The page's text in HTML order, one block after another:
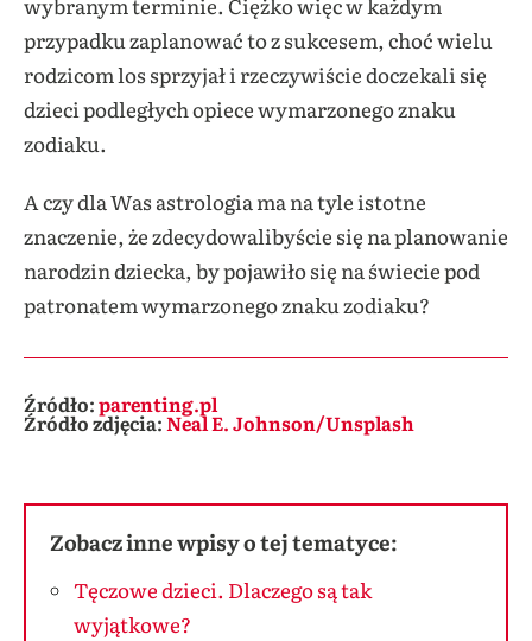
przypadku zaplanować to z sukcesem, choć wielu
rodzicom los sprzyjał i rzeczywiście doczekali się
dzieci podległych opiece wymarzonego znaku
zodiaku.
A czy dla Was astrologia ma na tyle istotne
znaczenie, że zdecydowalibyście się na planowanie
narodzin dziecka, by pojawiło się na świecie pod
patronatem wymarzonego znaku zodiaku?
Źródło:parenting.pl
Źródło zdjęcia:Neal E. Johnson/Unsplash
Zobacz inne wpisy o tej tematyce:
Tęczowe dzieci. Dlaczego są tak
wyjątkowe?